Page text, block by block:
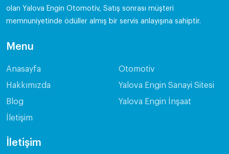
olan Yalova Engin Otomotiv, Satış sonrası müşteri
memnuniyetinde ödüller almış bir servis anlayışına sahiptir.
Menu
Anasayfa
Hakkımızda
Blog
İletişim
Otomotiv
Yalova Engin Sanayi Sitesi
Yalova Engin İnşaat
İletişim